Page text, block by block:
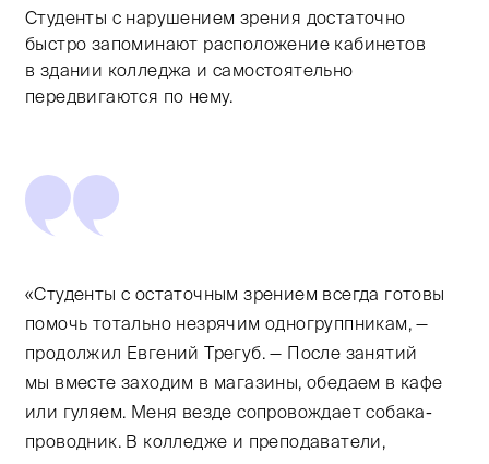
Студенты с нарушением зрения достаточно
быстро запоминают расположение кабинетов
в здании колледжа и самостоятельно
передвигаются по нему.
«Студенты с остаточным зрением всегда готовы
помочь тотально незрячим одногруппникам, —
продолжил Евгений Трегуб. — После занятий
мы вместе заходим в магазины, обедаем в кафе
или гуляем. Меня везде сопровождает собака-
проводник. В колледже и преподаватели,